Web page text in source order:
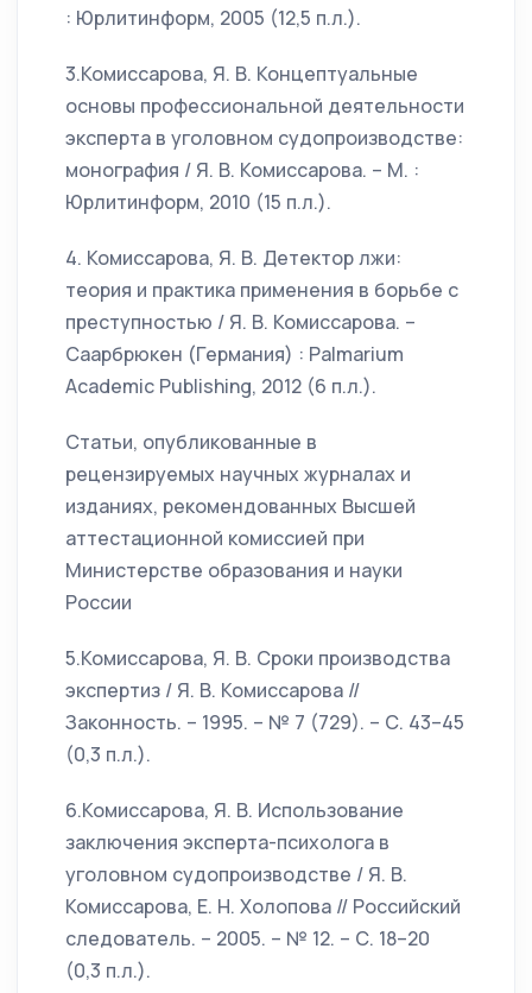
: Юрлитинформ, 2005 (12,5 п.л.).
3.Комиссарова, Я. В. Концептуальные
основы профессиональной деятельности
эксперта в уголовном судопроизводстве:
монография / Я. В. Комиссарова. – М. :
Юрлитинформ, 2010 (15 п.л.).
4. Комиссарова, Я. В. Детектор лжи:
теория и практика применения в борьбе с
преступностью / Я. В. Комиссарова. –
Саарбрюкен (Германия) : Palmarium
Academic Publishing, 2012 (6 п.л.).
Статьи, опубликованные в
рецензируемых научных журналах и
изданиях, рекомендованных Высшей
аттестационной комиссией при
Министерстве образования и науки
России
5.Комиссарова, Я. В. Сроки производства
экспертиз / Я. В. Комиссарова //
Законность. – 1995. – № 7 (729). – С. 43–45
(0,3 п.л.).
6.Комиссарова, Я. В. Использование
заключения эксперта-психолога в
уголовном судопроизводстве / Я. В.
Комиссарова, Е. Н. Холопова // Российский
следователь. – 2005. – № 12. – С. 18–20
(0,3 п.л.).